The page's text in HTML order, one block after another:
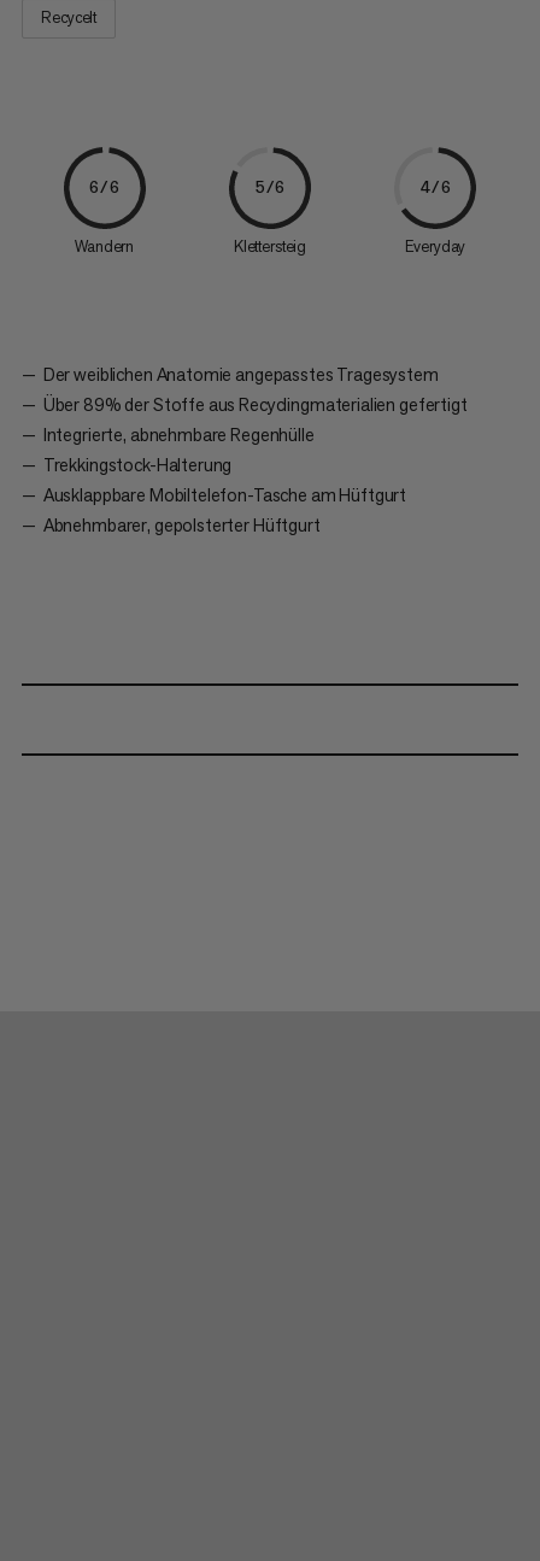
Recycelt
6/6
Wandern
5/6
Klettersteig
4/6
Everyday
Der weiblichen Anatomie angepasstes Tragesystem
Über 89% der Stoffe aus Recyclingmaterialien gefertigt
Integrierte, abnehmbare Regenhülle
Trekkingstock-Halterung
Ausklappbare Mobiltelefon-Tasche am Hüftgurt
Abnehmbarer, gepolsterter Hüftgurt